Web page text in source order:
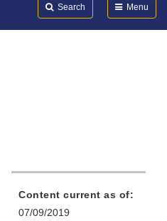
Search Menu
Content current as of:
07/09/2019